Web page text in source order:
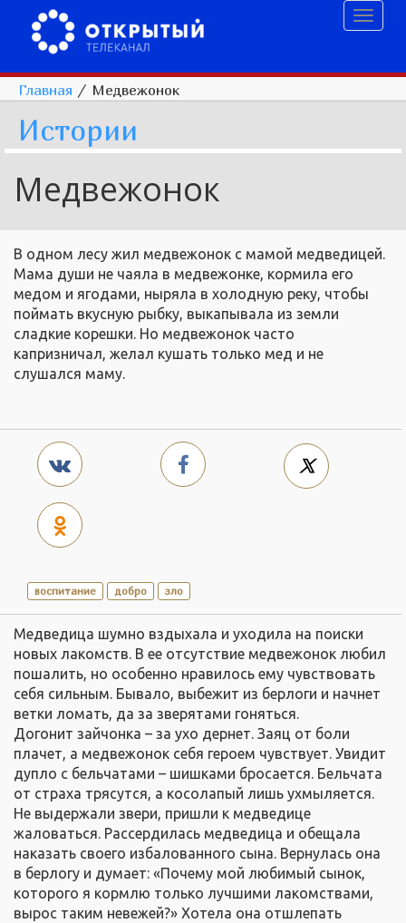
Главная / Медвежонок
Истории
Медвежонок
В одном лесу жил медвежонок с мамой медведицей.
Мама души не чаяла в медвежонке, кормила его
медом и ягодами, ныряла в холодную реку, чтобы
поймать вкусную рыбку, выкапывала из земли
сладкие корешки. Но медвежонок часто
капризничал, желал кушать только мед и не
слушался маму.
воспитание добро зло
Медведица шумно вздыхала и уходила на поиски
новых лакомств. В ее отсутствие медвежонок любил
пошалить, но особенно нравилось ему чувствовать
себя сильным. Бывало, выбежит из берлоги и начнет
ветки ломать, да за зверятами гоняться.
Догонит зайчонка – за ухо дернет. Заяц от боли
плачет, а медвежонок себя героем чувствует. Увидит
дупло с бельчатами – шишками бросается. Бельчата
от страха трясутся, а косолапый лишь ухмыляется.
Не выдержали звери, пришли к медведице
жаловаться. Рассердилась медведица и обещала
наказать своего избалованного сына. Вернулась она
в берлогу и думает: «Почему мой любимый сынок,
которого я кормлю только лучшими лакомствами,
вырос таким невежей?» Хотела она отшлепать